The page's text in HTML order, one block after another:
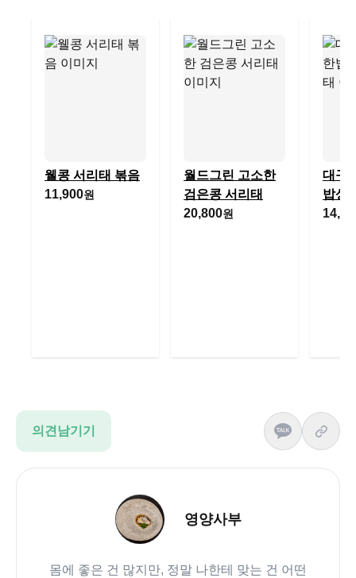
웰콩 서리태 볶음
11,900원
월드그린 고소한
검은콩 서리태
20,800원
대구
밥상
의견남기기
영양사부
몸에 좋은 건 많지만, 정말 나한테 맞는 건 어떤